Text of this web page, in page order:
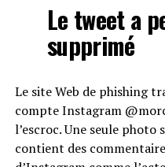
Le tweet a
supprimé
Le site Web de phishing
compte Instagram
l’escroc. Une seule photo
contient des